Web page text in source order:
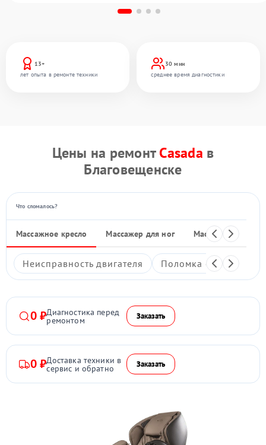
13+
лет опыта в ремонте техники
30 мин
среднее время диагностики
Цены на ремонтCasada в
Благовещенске
Что сломалось?
Массажное кресло Массажер для ног Массажные
Неисправность двигателя Поломка системы
0 ₽Диагностика перед
ремонтом Заказать
0 ₽Доставка техники в
сервис и обратно Заказать